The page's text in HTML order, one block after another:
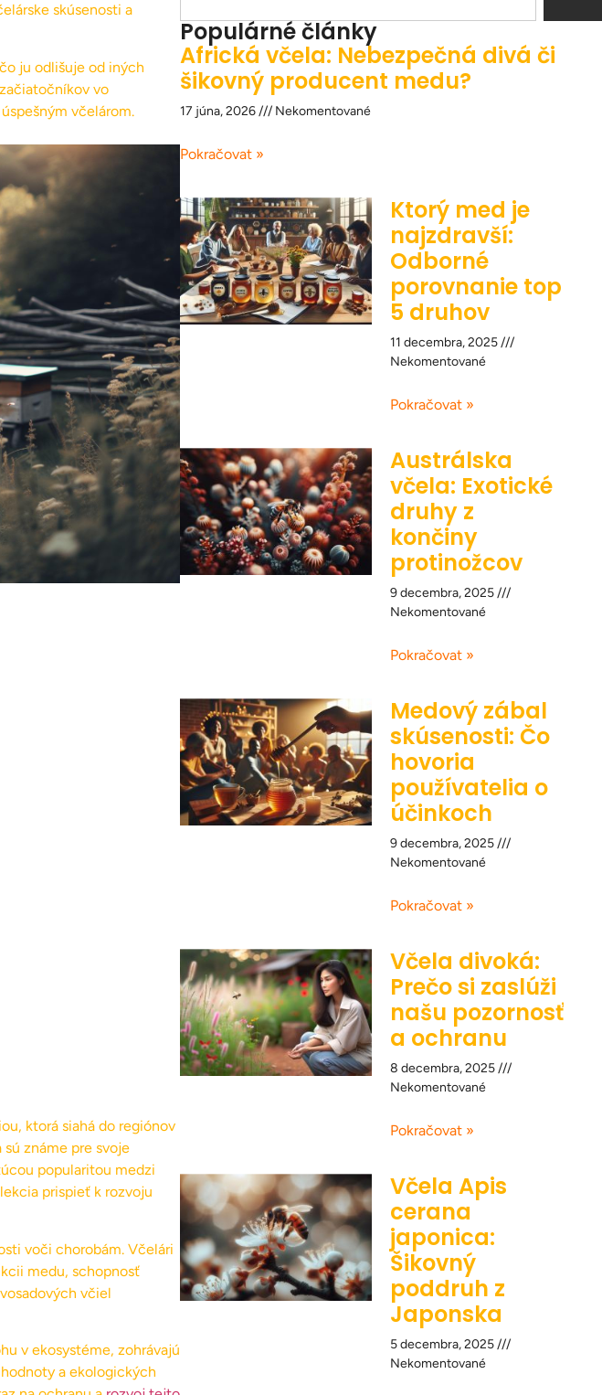
skúsenosti a
ju odlišuje od iných
vo
včelárom.
ktorá siahá do regiónov
známe pre svoje
popularitou medzi
prispieť k rozvoju
voči chorobám. Včelári
medu, schopnosť
včiel
v ekosystéme, zohrávajú
a ekologických
Populárné články
Africká včela: Nebezpečná divá či
šikovný producent medu?
17 júna, 2026 Nekomentované
Pokračovat »
Ktorý med je
najzdravší:
Odborné
porovnanie top
5 druhov
11 decembra, 2025
Nekomentované
Pokračovat »
Austrálska
včela: Exotické
druhy z
končiny
protinožcov
9 decembra, 2025
Nekomentované
Pokračovat »
Medový zábal
skúsenosti: Čo
hovoria
používatelia o
účinkoch
9 decembra, 2025
Nekomentované
Pokračovat »
Včela divoká:
Prečo si zaslúži
našu pozornosť
a ochranu
8 decembra, 2025
Nekomentované
Pokračovat »
Včela Apis
cerana
japonica:
Šikovný
poddruh z
Japonska
5 decembra, 2025
Nekomentované